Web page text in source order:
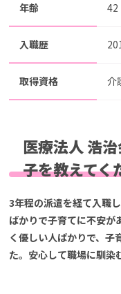
年齢 42
⼊職歴
取得資格 介
医療法人 浩
子を教えてく
3年程の派遣を経て入職
ばかりで子育てに不安が
く優しい人ばかりで、子
た。安心して職場に馴染